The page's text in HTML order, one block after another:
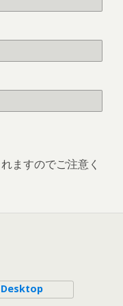
ますのでご注意く
Desktop